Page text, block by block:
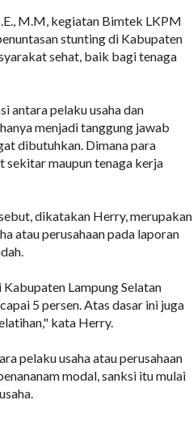
M.M, kegiatan Bimtek LKPM
stunting di Kabupaten
sehat, baik bagi tenaga
antara pelaku usaha dan
menjadi tanggung jawab
dibutuhkan. Dimana para
sekitar maupun tenaga kerja
dikatakan Herry, merupakan
atau perusahaan pada laporan
Kabupaten Lampung Selatan
5 persen. Atas dasar ini juga
kata Herry.
pelaku usaha atau perusahaan
modal, sanksi itu mulai